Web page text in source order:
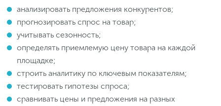
анализировать предложения конкурентов;
прогнозировать спрос на товар;
учитывать сезонность;
определять приемлемую цену товара на каждой
площадке;
строить аналитику по ключевым показателям;
тестировать гипотезы спроса;
сравнивать цены и предложения на разных